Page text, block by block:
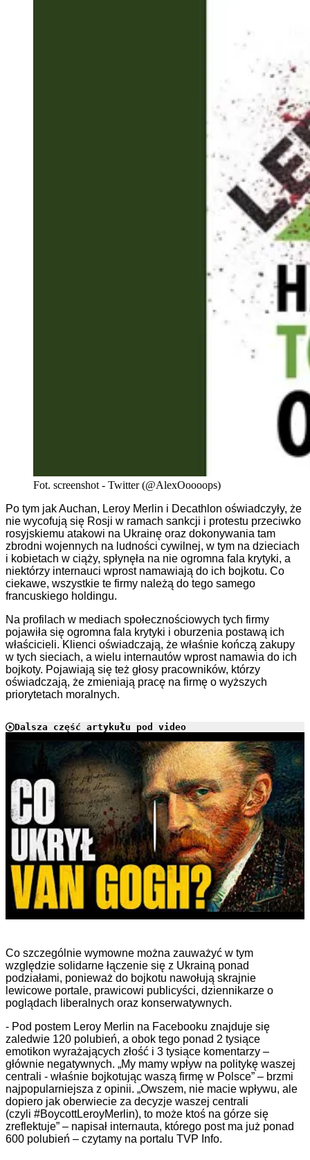
Fot. screenshot - Twitter (@AlexOoooops)
Po tym jak Auchan, Leroy Merlin i Decathlon oświadczyły, że
nie wycofują się Rosji w ramach sankcji i protestu przeciwko
rosyjskiemu atakowi na Ukrainę oraz dokonywania tam
zbrodni wojennych na ludności cywilnej, w tym na dzieciach
i kobietach w ciąży, spłynęła na nie ogromna fala krytyki, a
niektórzy internauci wprost namawiają do ich bojkotu. Co
ciekawe, wszystkie te firmy należą do tego samego
francuskiego holdingu.
Na profilach w mediach społecznościowych tych firmy
pojawiła się ogromna fala krytyki i oburzenia postawą ich
właścicieli. Klienci oświadczają, że właśnie kończą zakupy
w tych sieciach, a wielu internautów wprost namawia do ich
bojkoty. Pojawiają się też głosy pracowników, którzy
oświadczają, że zmieniają pracę na firmę o wyższych
priorytetach moralnych.
Dalsza część artykułu pod video
Play
Co szczególnie wymowne można zauważyć w tym
względzie solidarne łączenie się z Ukrainą ponad
podziałami, ponieważ do bojkotu nawołują skrajnie
lewicowe portale, prawicowi publicyści, dziennikarze o
poglądach liberalnych oraz konserwatywnych.
- Pod postem Leroy Merlin na Facebooku znajduje się
zaledwie 120 polubień, a obok tego ponad 2 tysiące
emotikon wyrażających złość i 3 tysiące komentarzy –
głównie negatywnych. „My mamy wpływ na politykę waszej
centrali - właśnie bojkotując waszą firmę w Polsce” – brzmi
najpopularniejsza z opinii. „Owszem, nie macie wpływu, ale
dopiero jak oberwiecie za decyzje waszej centrali
(czyli #BoycottLeroyMerlin), to może ktoś na górze się
zreflektuje” – napisał internauta, którego post ma już ponad
600 polubień – czytamy na portalu TVP Info.